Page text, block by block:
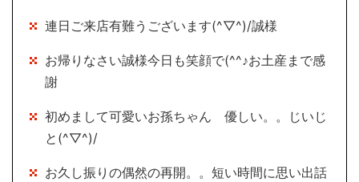
連日ご来店有難うございます(^▽^)/誠様
お帰りなさい誠様今日も笑顔で(^^♪お土産まで感
謝
初めまして可愛いお孫ちゃん 優しい。。じいじ
と(^▽^)/
お久し振りの偶然の再開。。短い時間に思い出話